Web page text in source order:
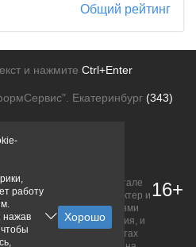
Общий рейтинг
и нажмите Ctrl+Enter
Екатеринбург (343)
размещенная на портале
ознакомительный характер и
определяемой положениями
и полного описания, и
уточняйте на сайтах
16+
работу
нажав